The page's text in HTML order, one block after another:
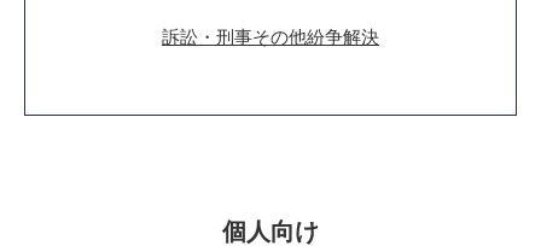
訴訟・刑事その他紛争解決
個人向け